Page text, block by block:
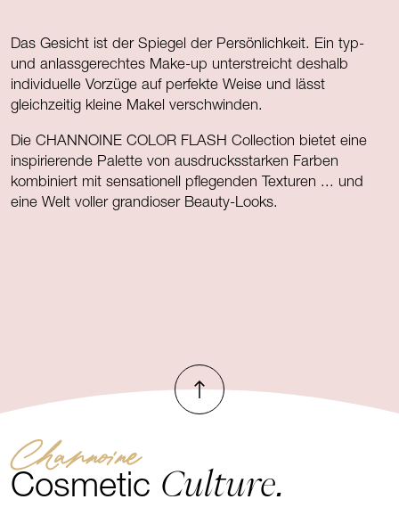
Das Gesicht ist der Spiegel der Persönlichkeit. Ein typ-
und anlassgerechtes Make-up unterstreicht deshalb
individuelle Vorzüge auf perfekte Weise und lässt
gleichzeitig kleine Makel verschwinden.
Die CHANNOINE COLOR FLASH Collection bietet eine
inspirierende Palette von ausdrucksstarken Farben
kombiniert mit sensationell pflegenden Texturen ... und
eine Welt voller grandioser Beauty-Looks.
Nach oben
Channoine
Cosmetic Culture.